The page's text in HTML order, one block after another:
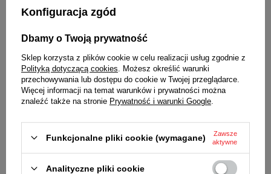
Wraz z paskiem otrzymasz:
dowód zakupu - paragon lub fakturę VAT
Konfiguracja zgód
Dbamy o Twoją prywatność
Sklep korzysta z plików cookie w celu realizacji usług zgodnie z
Polityką dotyczącą cookies . Możesz określić warunki
przechowywania lub dostępu do cookie w Twojej przeglądarce.
Więcej informacji na temat warunków i prywatności można
znaleźć także na stronie Prywatność i warunki Google
Funkcjonalne pliki cookie (wymagane)
Zawsze
aktywne
Analityczne pliki cookie